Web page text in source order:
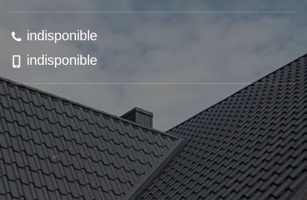
indisponible
indisponible